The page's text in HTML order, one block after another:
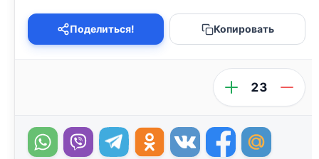
Поделиться! Копировать
23